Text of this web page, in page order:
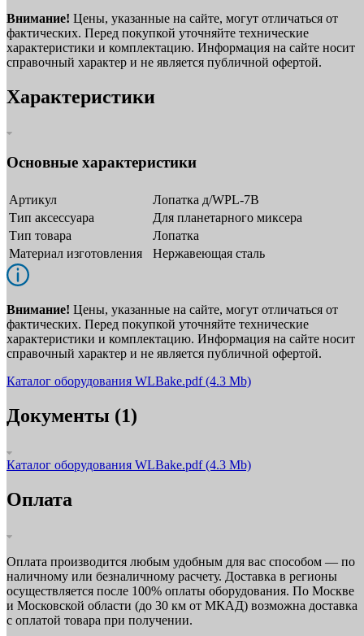
Внимание! Цены, указанные на сайте, могут отличаться от
фактических. Перед покупкой уточняйте технические
характеристики и комплектацию. Информация на сайте носит
справочный характер и не является публичной офертой.
Характеристики
Основные характеристики
Артикул
Лопатка д/WPL-7B
Тип аксессуара
Для планетарного миксера
Тип товара
Лопатка
Материал изготовления
Нержавеющая сталь
Внимание! Цены, указанные на сайте, могут отличаться от
фактических. Перед покупкой уточняйте технические
характеристики и комплектацию. Информация на сайте носит
справочный характер и не является публичной офертой.
Каталог оборудования WLBake.pdf(4.3 Mb)
Документы (1)
Каталог оборудования WLBake.pdf(4.3 Mb)
Оплата
Оплата производится любым удобным для вас способом — по
наличному или безналичному расчету. Доставка в регионы
осуществляется после 100% оплаты оборудования. По Москве
и Московской области (до 30 км от МКАД) возможна доставка
с оплатой товара при получении.